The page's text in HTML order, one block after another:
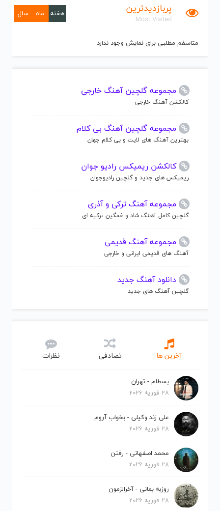
پربازدیدترین
Most Visited
هفته ماه سال
متاسفم مطلبی برای نمایش وجود ندارد
مجموعه گلچین آهنگ خارجی
کالکشن آهنگ خارجی
مجموعه گلچین آهنگ بی کلام
بهترین آهنگ های لایت و بی کلام جهان
کالکشن ریمیکس رادیو جوان
ریمیکس های جدید و گلچین رادیوجوان
مجموعه آهنگ ترکی و آذری
گلچین کامل آهنگ شاد و غمگین ترکیه ای
مجموعه آهنگ قدیمی
آهنگ های قدیمی ایرانی و خارجی
دانلود آهنگ جدید
گلچین آهنگ های جدید
آخرین ها تصادفی نظرات
بسطام - تهران
28 فوریه 2026
علی زند وکیلی - بخواب آروم
28 فوریه 2026
محمد اصفهانی - رفتن
28 فوریه 2026
روزبه بمانی - آخرالزمون
28 فوریه 2026